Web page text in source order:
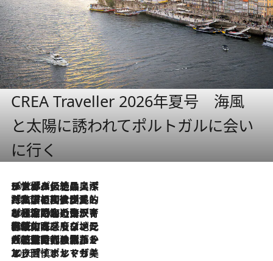
CREA Traveller 2026年夏号 海風
と太陽に誘われてポルトガルに会い
に行く
2026.8.8
リスボンの絶品スイーツ「パステル・デ・ナタ」とは？ポルトガル伝統の奥深い世界へ
2026.7.27
「私の祖国はポルトガル語です」国民的詩人フェルナンド・ペソアと、彼が愛した文学の街を歩く
2026.7.26
ポルトガル近海が育む極上の海の幸。キリリと冷えた白ワインと愉しむ、シーフード専門店の贅沢
2026.7.22
伝統の味をモダンに昇華。高感度な地元客が集う、リスボンの最旬ガストロノミー
2026.7.21
大航海時代の栄華から、震災、独裁、そして革命へ。ポルトガル・首都リスボンの石畳に刻まれた「歴史の光と影」
2026.7.13
エッセイ・ヤマザキマリ「慎ましくも美しき国 ポルトガル」